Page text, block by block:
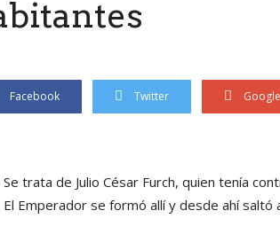
Facebook Twitter Google
Se trata de Julio César Furch, quien tenía
El Emperador se formó allí y desde ahí